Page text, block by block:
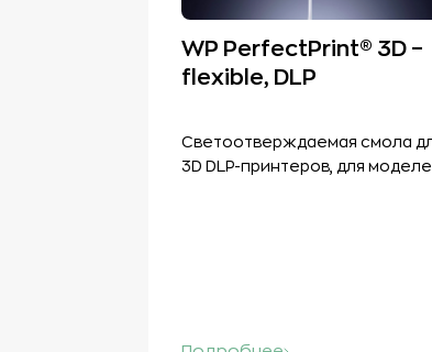
WP PerfectPrint® 3D –
flexible, DLP
Светоотверждаемая смола
3D DLP-принтеров, для